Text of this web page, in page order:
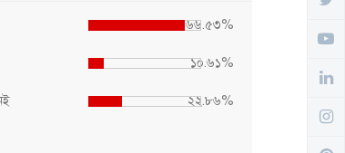
৬৬.৫৩%
১০.৬১%
২২.৮৬%